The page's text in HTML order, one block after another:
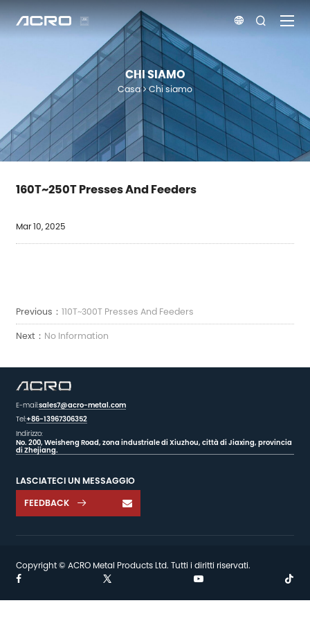
 
CHI SIAMO
Casa Chi siamo
160T~250T Presses And Feeders
Mar 10, 2025
Previous：110T~300T Presses And Feeders
Next： No Information
E-mail:sales7@acro-metal.com
Tel:+86-13967306352
Indirizzo:
No. 200, Weisheng Road, zona industriale di Xiuzhou, città di Jiaxing, provincia
di Zhejiang.
LASCIATECI UN MESSAGGIO
FEEDBACK

Copyright © ACRO Metal Products Ltd. Tutti i diritti riservati.
 